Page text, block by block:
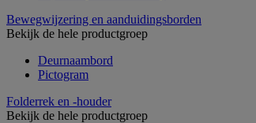
Bewegwijzering en aanduidingsborden
Bekijk de hele productgroep
Deurnaambord
Pictogram
Folderrek en -houder
Bekijk de hele productgroep